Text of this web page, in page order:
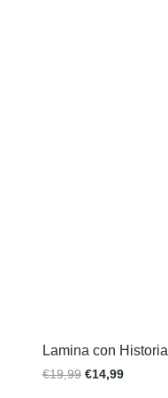
Lamina con
€19,99 €14,99